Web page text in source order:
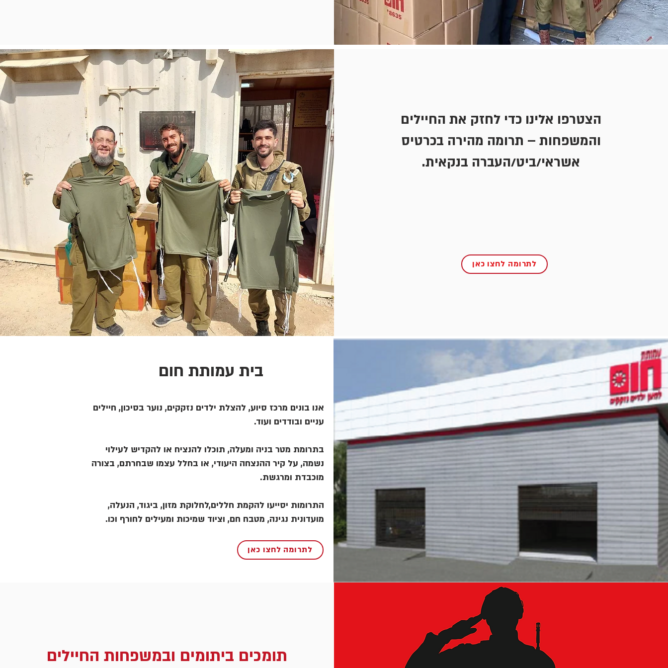
הצטרפו אלינו כדי לחזק את החיילים
והמשפחות – תרומה מהירה בכרטיס
אשראי/ביט/העברה בנקאית.
לתרומה לחצו כאן
בית עמותת חום
אנו בונים מרכז סיוע, להצלת ילדים נזקקים, נוער בסיכון, חיילים
עניים ובודדים ועוד.
בתרומת מטר בניה ומעלה, תוכלו להנציח או להקדיש לעילוי
נשמה, על קיר ההנצחה היעודי, או בחלל עצמו שבחרתם, בצורה
מוכבדת ומרגשת.
התרומות יסייעו להקמת חללים,לחלוקת מזון, ביגוד, הנעלה,
מועדונית נגינה, מטבח חם, וציוד שמיכות ומעילים לחורף וכו.
לתרומה לחצו כאן
תומכים ביתומים ובמשפחות החיילים